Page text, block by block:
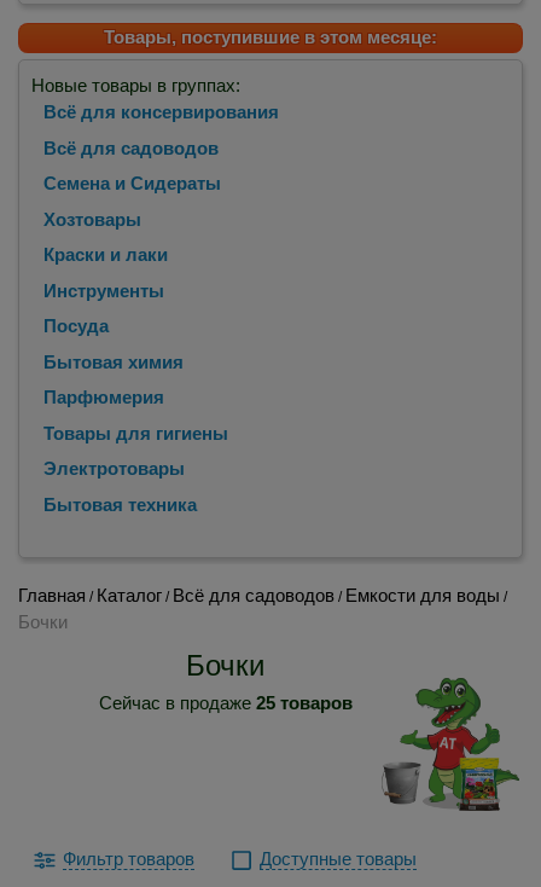
Товары, поступившие в этом месяце:
Новые товары в группах:
Всё для консервирования
Всё для садоводов
Семена и Сидераты
Хозтовары
Краски и лаки
Инструменты
Посуда
Бытовая химия
Парфюмерия
Товары для гигиены
Электротовары
Бытовая техника
Главная / Каталог / Всё для садоводов / Емкости для воды /
Бочки
Бочки
Сейчас в продаже 25 товаров
Фильтр товаров Доступные товары